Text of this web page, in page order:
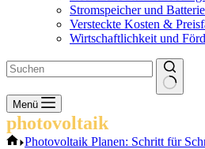
Stromspeicher und
Versteckte Kosten &
Wirtschaftlichkeit und
Keine
Ergebnisse
Menü
photovoltaik
Start
Photovoltaik Planen: Schritt für